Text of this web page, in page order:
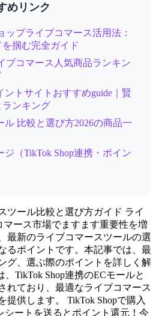
めリンク
ップライブコマース活用法：
掴む完全ガイド
ブコマース人気商品ランキン
トサイトおすすめguide｜賢
ランキング
比較と選び方2026の商品一
（TikTok Shop連携・ポイン
ツール比較と選び方ガイド ライ
ース市場でますます重要性を増
最新のライブコマースツールの選
るポイントです。本記事では、最
グ、選ぶ際のポイントを詳しく解
TikTok Shop連携のECモールと
れており、最適なライブコマース
提供します。 TikTok Shopで購入
シートを送るとポイント還元！今